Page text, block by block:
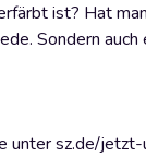
ist? Hat
Sondern auch
unter sz.de/jetzt-